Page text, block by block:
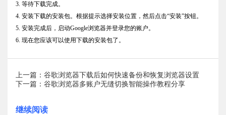
3. 等待下载完成。
4. 安装下载的安装包。根据提示选择安装位置，然后点击“安装”按钮。
5. 安装完成后，启动Google浏览器并登录您的账户。
6. 现在您应该可以使用下载的安装包了。
上一篇：谷歌浏览器下载后如何快速备份和恢复浏览器设置
下一篇：谷歌浏览器多账户无缝切换智能操作教程分享
继续阅读